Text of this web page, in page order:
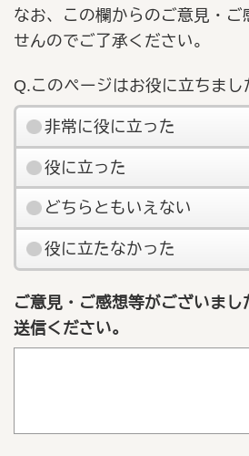
なお、この欄からのご意見・ご
せんのでご了承ください。
Q.このページはお役に立ちまし
非常に役に立った
役に立った
どちらともいえない
役に立たなかった
ご意見・ご感想等がございま
送信ください。